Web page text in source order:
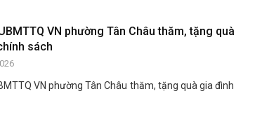
VN phường Tân Châu thăm, tặng quà
sách
VN phường Tân Châu thăm, tặng quà gia đình